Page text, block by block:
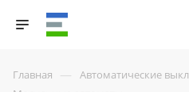
Главная — Автоматические